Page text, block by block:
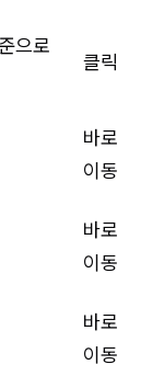
으로
클릭
바로
이동
바로
이동
바로
이동